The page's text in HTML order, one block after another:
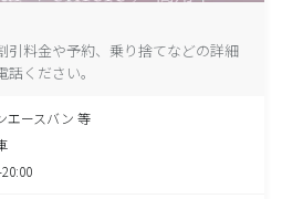
引料金や予約、乗り捨てなどの詳細
ください。
エースバン 等